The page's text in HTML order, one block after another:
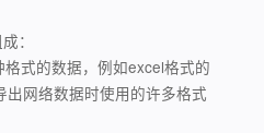
：
式的数据，例如excel格式的
网络数据时使用的许多格式